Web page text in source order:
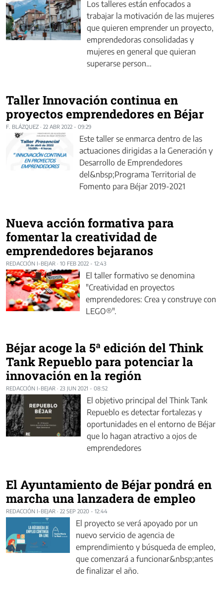
Los talleres están enfocados a
trabajar la motivación de las mujeres
que quieren emprender un proyecto,
emprendedoras consolidadas y
mujeres en general que quieran
superarse person…
Taller Innovación continua en
proyectos emprendedores en Béjar
F. BLÁZQUEZ · 22 ABR 2022 - 09:29
Este taller se enmarca dentro de las
actuaciones dirigidas a la Generación y
Desarrollo de Emprendedores
del&nbsp;Programa Territorial de
Fomento para Béjar 2019-2021
Nueva acción formativa para
fomentar la creatividad de
emprendedores bejaranos
REDACCIÓN I-BEJAR · 10 FEB 2022 - 12:43
El taller formativo se denomina
"Creatividad en proyectos
emprendedores: Crea y construye con
LEGO®".
Béjar acoge la 5ª edición del Think
Tank Repueblo para potenciar la
innovación en la región
REDACCIÓN I-BEJAR · 23 JUN 2021 - 08:52
El objetivo principal del Think Tank
Repueblo es detectar fortalezas y
oportunidades en el entorno de Béjar
que lo hagan atractivo a ojos de
emprendedores
El Ayuntamiento de Béjar pondrá en
marcha una lanzadera de empleo
REDACCIÓN I-BEJAR · 22 SEP 2020 - 12:44
El proyecto se verá apoyado por un
nuevo servicio de agencia de
emprendimiento y búsqueda de empleo,
que comenzará a funcionar&nbsp;antes
de finalizar el año.